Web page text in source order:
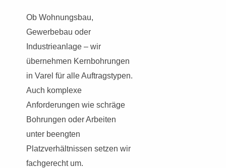
Ob Wohnungsbau,
Gewerbebau oder
Industrieanlage – wir
übernehmen Kernbohrungen
in Varel für alle Auftragstypen.
Auch komplexe
Anforderungen wie schräge
Bohrungen oder Arbeiten
unter beengten
Platzverhältnissen setzen wir
fachgerecht um.